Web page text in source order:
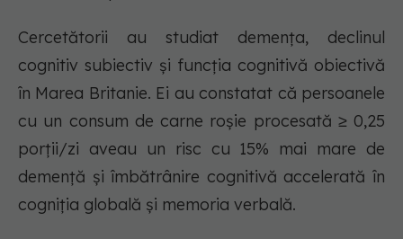
Cercetătorii au studiat demența, declinul
cognitiv subiectiv și funcția cognitivă obiectivă
în Marea Britanie. Ei au constatat că persoanele
cu un consum de carne roșie procesată ≥ 0,25
porții/zi aveau un risc cu 15% mai mare de
demență și îmbătrânire cognitivă accelerată în
cogniția globală și memoria verbală.